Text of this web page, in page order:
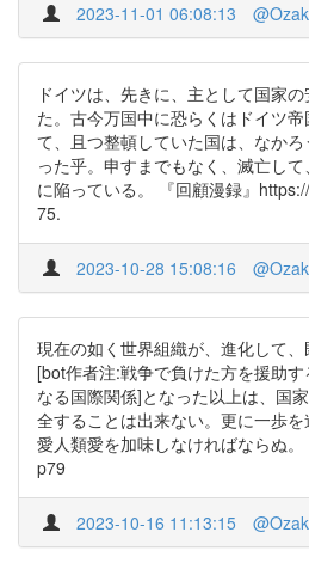
2023-11-01 06:08:13
ドイツは、先きに、主として国家
た。古今万国中に恐らくはドイツ
て、且つ整頓していた国は、なか
った乎。申すまでもなく、滅亡し
に陥っている。 『回顧漫録』
75.
2023-10-28 15:08:16
現在の如く世界組織が、進化して
[bot作者注:戦争で負けた方を援助
なる国際関係]となった以上は、国
全することは出来ない。更に一歩
愛人類愛を加味しなければならぬ
p79
2023-10-16 11:13:15